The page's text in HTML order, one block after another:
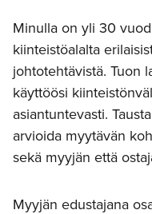
Minulla on yli 30
kiinteistöalalta
johtotehtävistä. Tuon
käyttöösi
asiantuntevasti.
arvioida myytävän
sekä myyjän että
Myyjän edustajana